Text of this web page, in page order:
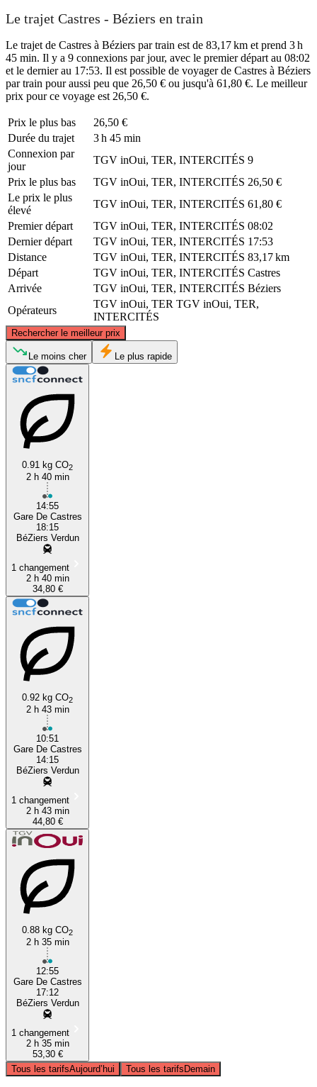
Le trajet Castres - Béziers en train
Le trajet de Castres à Béziers par train est de 83,17 km et prend 3 h
45 min. Il y a 9 connexions par jour, avec le premier départ au 08:02
et le dernier au 17:53. Il est possible de voyager de Castres à Béziers
par train pour aussi peu que 26,50 € ou jusqu'à 61,80 €. Le meilleur
prix pour ce voyage est 26,50 €.
Prix ​​le plus bas
26,50 €
Durée du trajet
3 h 45 min
Connexion par
jour
TGV inOui, TER, INTERCITÉS 9
Prix ​​le plus bas
TGV inOui, TER, INTERCITÉS 26,50 €
Le prix le plus
élevé
TGV inOui, TER, INTERCITÉS 61,80 €
Premier départ
TGV inOui, TER, INTERCITÉS 08:02
Dernier départ
TGV inOui, TER, INTERCITÉS 17:53
Distance
TGV inOui, TER, INTERCITÉS 83,17 km
Départ
TGV inOui, TER, INTERCITÉS Castres
Arrivée
TGV inOui, TER, INTERCITÉS Béziers
Opérateurs
TGV inOui, TER TGV inOui, TER,
INTERCITÉS
Rechercher le meilleur prix
Castres
Le moins cher Le plus rapide
0.91 kg CO2
2 h 40 min
14:55
Gare De Castres
18:15
BéZiers Verdun
1 changement
2 h 40 min
34,80 €
0.92 kg CO2
2 h 43 min
10:51
Gare De Castres
14:15
BéZiers Verdun
1 changement
2 h 43 min
44,80 €
0.88 kg CO2
2 h 35 min
12:55
Gare De Castres
17:12
BéZiers Verdun
1 changement
2 h 35 min
53,30 €
Tous les tarifsAujourd’hui Tous les tarifsDemain